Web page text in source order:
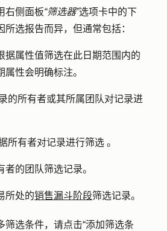
右侧面板“筛选器”选项卡中的下
所选报告而异，但通常包括：
据属性值筛选在此日期范围内的
性会明确标注。
的所有者或其所属团队对记录进
所有者对记录进行筛选 。
者的团队筛选记录。
所处的销售漏斗阶段筛选记录。
筛选条件，请点击“添加筛选条